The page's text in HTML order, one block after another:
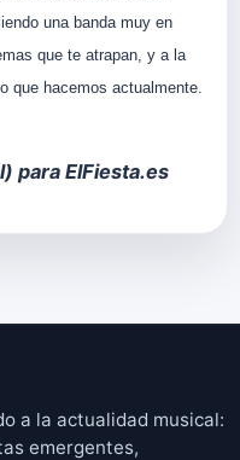
una banda muy en
que te atrapan, y a la
que hacemos actualmente.
) para ElFiesta.es
a la actualidad musical:
emergentes,